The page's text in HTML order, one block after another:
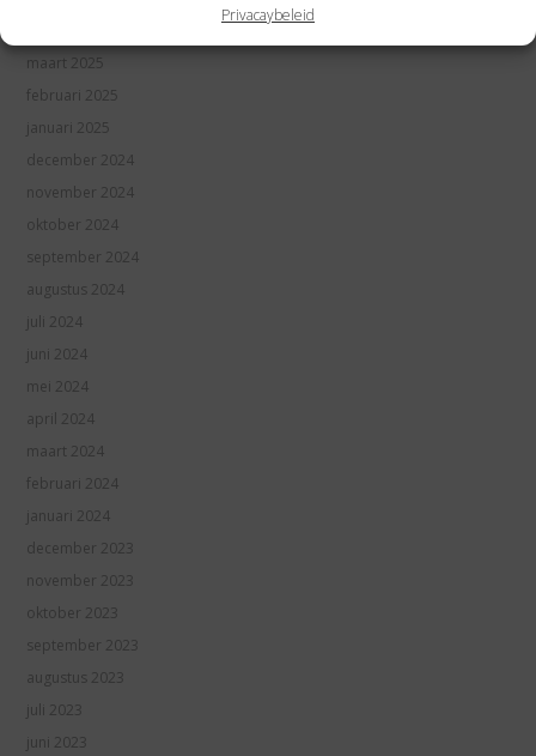
Privacaybeleid
maart 2025
februari 2025
januari 2025
december 2024
november 2024
oktober 2024
september 2024
augustus 2024
juli 2024
juni 2024
mei 2024
april 2024
maart 2024
februari 2024
januari 2024
december 2023
november 2023
oktober 2023
september 2023
augustus 2023
juli 2023
juni 2023